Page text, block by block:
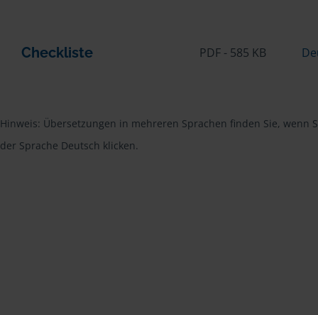
Checkliste PDF - 585 KB
Hinweis: Übersetzungen in mehreren Sprachen finden Sie, wenn
der Sprache Deutsch klicken.